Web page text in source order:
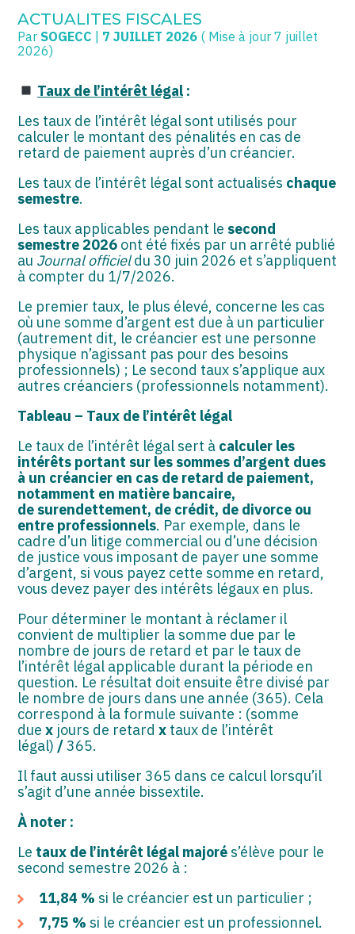
SOGECC – Coignières
SOGECC – République
SOGECC – Turbigo
TPE/PME
GROUPE
SCI / LMNP
PROFESSIONS LIBÉRALES
HOLDING
PARTICULIERS
IMPATRIÉ / EXPATRIÉ
ASSOCIATIONS
START-UP
Créer et reprendre une activité
Gérer votre quotidien
Piloter votre entreprise
Développer votre entreprise
Construire votre patrimoine
Être prêt pour la facturation
électronique
ACTUALITES FISCALES
Par SOGECC | 7 JUILLET 2026 ( Mise à jour 7 juillet
2026)
Taux de l’intérêt légal:
Les taux de l’intérêt légal sont utilisés pour
calculer le montant des pénalités en cas de
retard de paiement auprès d’un créancier.
Les taux de l’intérêt légal sont actualisés chaque
semestre.
Les taux applicables pendant le second
semestre 2026 ont été fixés par un arrêté publié
au Journal officieldu 30 juin 2026 et s’appliquent
à compter du 1/7/2026.
Le premier taux, le plus élevé, concerne les cas
où une somme d’argent est due à un particulier
(autrement dit, le créancier est une personne
physique n’agissant pas pour des besoins
professionnels) ; Le second taux s’applique aux
autres créanciers (professionnels notamment).
Tableau – Taux de l’intérêt légal
Le taux de l’intérêt légal sert à calculer les
intérêts portant sur les sommes d’argent dues
à un créancier en cas de retard de paiement,
notamment en matière bancaire,
de surendettement, de crédit, de divorce ou
entre professionnels. Par exemple, dans le
cadre d’un litige commercial ou d’une décision
de justice vous imposant de payer une somme
d’argent, si vous payez cette somme en retard,
vous devez payer des intérêts légaux en plus.
Pour déterminer le montant à réclamer il
convient de multiplier la somme due par le
nombre de jours de retard et par le taux de
l’intérêt légal applicable durant la période en
question. Le résultat doit ensuite être divisé par
le nombre de jours dans une année (365). Cela
correspond à la formule suivante : (somme
duex jours de retardx taux de l’intérêt
légal) /365.
Il faut aussi utiliser 365 dans ce calcul lorsqu’il
s’agit d’une année bissextile.
À noter :
Le taux de l’intérêt légal majorés’élève pour le
second semestre 2026 à :
11,84 % si le créancier est un particulier ;
7,75 % si le créancier est un professionnel.